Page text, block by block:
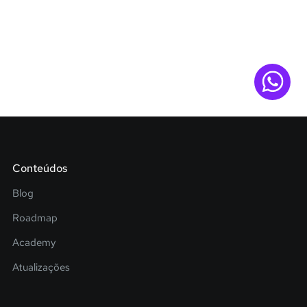
Conteúdos
Blog
Roadmap
Academy
Atualizações